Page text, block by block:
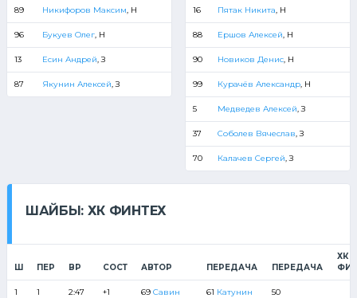
89 Никифоров Максим, Н
96 Букуев Олег, Н
13 Есин Андрей, З
87 Якунин Алексей, З
16 Пятак Никита, Н
88 Ершов Алексей, Н
90 Новиков Денис, Н
99 Курачёв Александр, Н
5 Медведев Алексей, З
37 Соболев Вячеслав, З
70 Калачев Сергей, З
ШАЙБЫ: ХК ФИНТЕХ
Ш ПЕР ВР СОСТ АВТОР ПЕРЕДАЧА ПЕРЕДАЧА
ХК
1 1 2:47 +1 69 Савин
61 Катунин
50